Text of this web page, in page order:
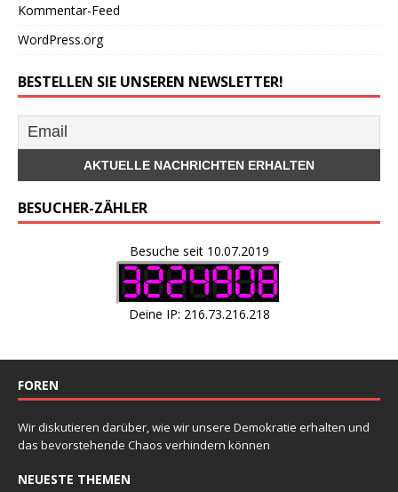
Kommentar-Feed
WordPress.org
BESTELLEN SIE UNSEREN NEWSLETTER!
BESUCHER-ZÄHLER
Besuche seit 10.07.2019
Deine IP: 216.73.216.218
FOREN
Wir diskutieren darüber, wie wir unsere Demokratie erhalten und
das bevorstehende Chaos verhindern können
NEUESTE THEMEN